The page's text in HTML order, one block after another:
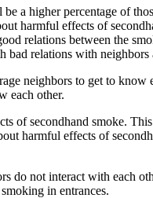
a higher percentage of
harmful effects of
relations between the
relations with
neighbors to get to
each other.
of secondhand smoke.
harmful effects of
do not interact with each
in entrances.